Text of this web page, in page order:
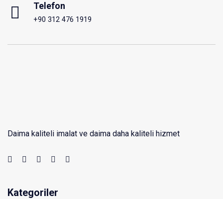
Telefon
+90 312 476 1919
Daima kaliteli imalat ve daima daha kaliteli hizmet
Kategoriler